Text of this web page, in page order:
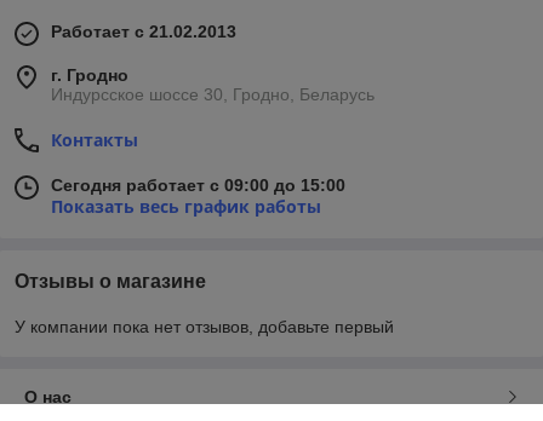
Работает с 21.02.2013
г. Гродно
Индурсское шоссе 30, Гродно, Беларусь
Контакты
Сегодня работает с 09:00 до 15:00
Показать весь график работы
Отзывы о магазине
У компании пока нет отзывов, добавьте первый
О нас